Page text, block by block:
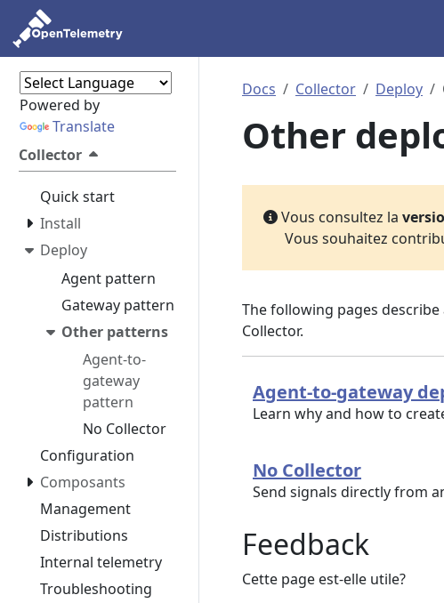
Powered by
Translate
Collector
Quick start
Install
Deploy
Agent pattern
Gateway pattern
Other patterns
Agent-to-
gateway
pattern
No Collector
Configuration
Composants
Management
Distributions
Internal telemetry
Troubleshooting
Docs Collector Deploy
Other
Vous consultez la
Vous souhaitez
The following pages
Collector.
Agent-to-gateway
Learn why and how to
No Collector
Send signals directly from
Feedback
Cette page est-elle utile?